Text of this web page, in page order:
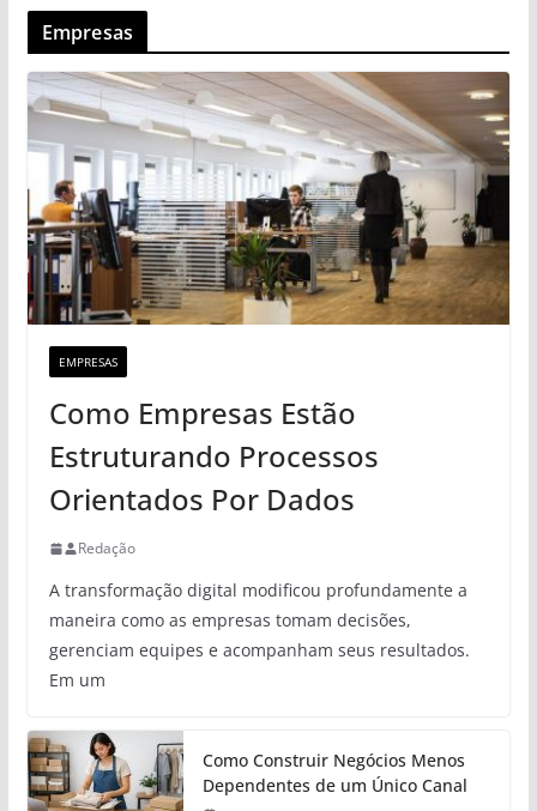
Empresas
EMPRESAS
Como Empresas Estão
Estruturando Processos
Orientados Por Dados
Redação
A transformação digital modificou profundamente a
maneira como as empresas tomam decisões,
gerenciam equipes e acompanham seus resultados.
Em um
Como Construir Negócios Menos
Dependentes de um Único Canal